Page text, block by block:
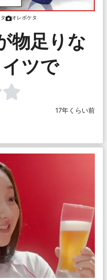
オレボケタ
物足りな
ツで
17年くらい前